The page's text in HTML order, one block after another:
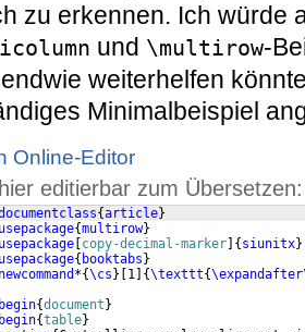
zu erkennen. Ich würde
und \multirow-
weiterhelfen
Minimalbeispiel
Online-Editor
editierbar zum Übersetzen:
{article}
{multirow}
copy-decimal-marker { siunitx}
{ booktabs }
*{\cs } 1 {\texttt{
{document }
{table}